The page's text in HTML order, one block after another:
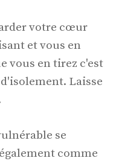
votre cœur
et vous en
vous en tirez c'est
Laisse
se
comme